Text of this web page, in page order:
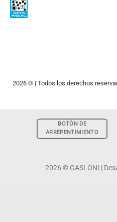
2026 © | Todos los derechos
BOTÒN DE
ARREPENTIMIENTO
2026 © GASLONI |